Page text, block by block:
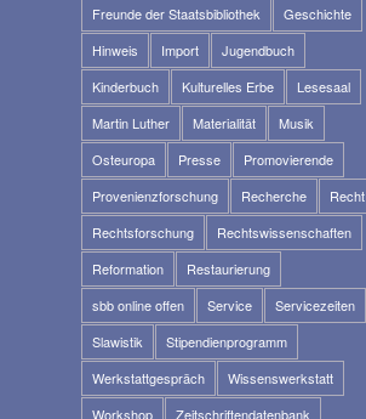
Freunde der Staatsbibliothek
Geschichte
Hinweis
Import
Jugendbuch
Kinderbuch
Kulturelles Erbe
Lesesaal
Martin Luther
Materialität
Musik
Osteuropa
Presse
Promovierende
Provenienzforschung
Recherche
Recht
Rechtsforschung
Rechtswissenschaften
Reformation
Restaurierung
sbb online offen
Service
Servicezeiten
Slawistik
Stipendienprogramm
Werkstattgespräch
Wissenswerkstatt
Workshop
Zeitschriftendatenbank